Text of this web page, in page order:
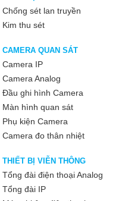
Chống sét lan truyền
Kim thu sét
CAMERA QUAN SÁT
Camera IP
Camera Analog
Đầu ghi hình Camera
Màn hình quan sát
Phụ kiện Camera
Camera đo thân nhiệt
THIẾT BỊ VIỄN THÔNG
Tổng đài điện thoại Analog
Tổng đài IP